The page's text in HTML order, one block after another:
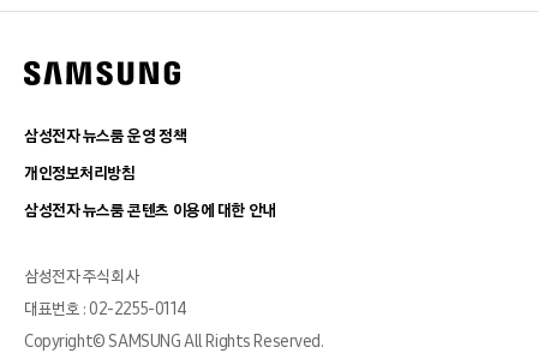
삼성전자 뉴스룸 운영 정책
개인정보처리방침
삼성전자 뉴스룸 콘텐츠 이용에 대한 안내
삼성전자 주식회사
대표번호 : 02-2255-0114
Copyright© SAMSUNG All Rights Reserved.